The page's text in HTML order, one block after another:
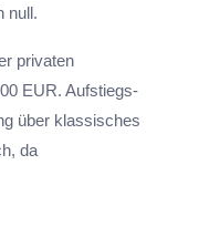
null.
privaten
EUR. Aufstiegs-
über klassisches
da